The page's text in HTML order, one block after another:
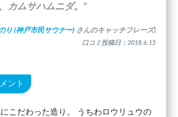
カムサハムニダ。”
り (神戸市民サウナー) さんのキャッチフレーズ)
口コミ投稿日：2018.6.15
ント
こだわった造り。 うちわロウリュウの